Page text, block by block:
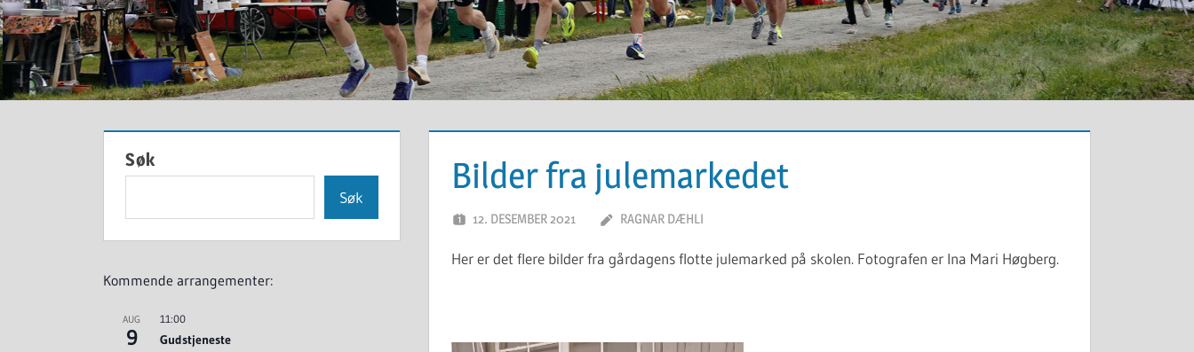
Bilder fra julemarkedet
12. DESEMBER 2021 RAGNAR DÆHLI
Her er det flere bilder fra gårdagens flotte julemarked på skolen. Fotografen er Ina Mari Høgberg.
Søk
Søk
Kommende arrangementer:
AUG
9
11:00
Gudstjeneste